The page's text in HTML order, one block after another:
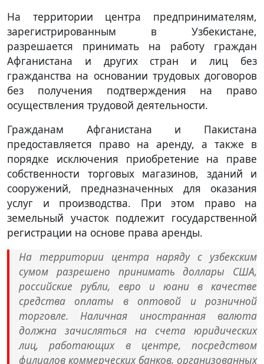
На территории центра предпринимателям,
зарегистрированным в Узбекистане,
разрешается принимать на работу граждан
Афганистана и других стран и лиц без
гражданства на основании трудовых договоров
без получения подтверждения на право
осуществления трудовой деятельности.
Гражданам Афганистана и Пакистана
предоставляется право на аренду, а также в
порядке исключения приобретение на праве
собственности торговых магазинов, зданий и
сооружений, предназначенных для оказания
услуг и производства. При этом право на
земельный участок подлежит государственной
регистрации на основе права аренды.
На территории центра наряду с узбекским
сумом разрешено принимать доллары США,
российские рубли, евро и юани в качестве
средства оплаты в оптовой и розничной
торговле. Наличная иностранная валюта
должна зачисляться на счета юридических
лиц, работающих в центре, посредством
филиалов коммерческих банков, организованных